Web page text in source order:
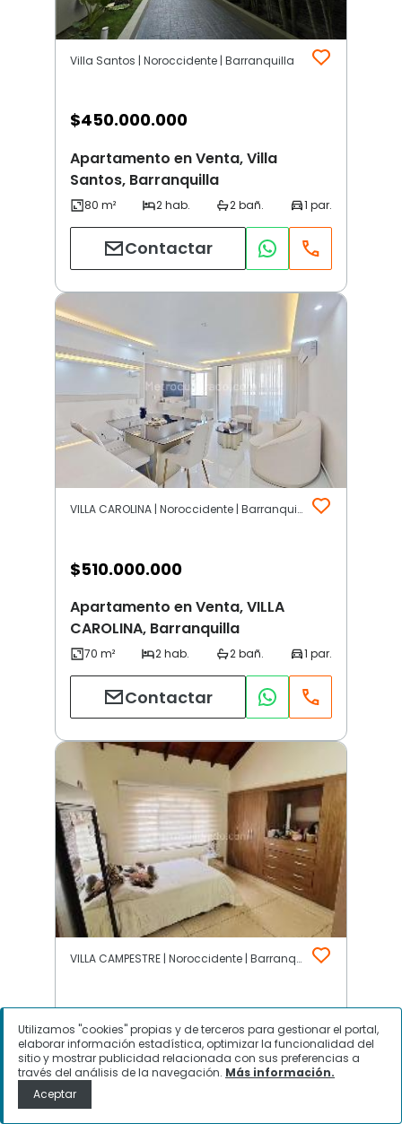
Villa Santos | Noroccidente | Barranquilla
$450.000.000
Apartamento en Venta, Villa
Santos, Barranquilla
Contactar
VILLA CAROLINA | Noroccidente | Barranquilla
$510.000.000
Apartamento en Venta, VILLA
CAROLINA, Barranquilla
Contactar
VILLA CAMPESTRE | Noroccidente | Barranquilla
$1.150.000.000
Casa en Venta, VILLA CAMPESTRE,
Barranquilla
Utilizamos "cookies" propias y de terceros para gestionar el portal,
elaborar información estadística, optimizar la funcionalidad del
sitio y mostrar publicidad relacionada con sus preferencias a
través del análisis de la navegación. Más información.
Aceptar